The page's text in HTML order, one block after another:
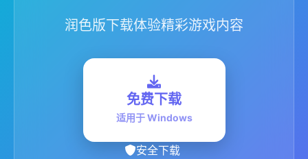
润色版下载体验精彩游戏内容
免费下载
适用于 Windows
安全下载